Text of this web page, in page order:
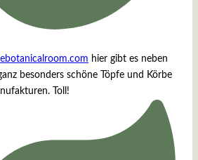
hier gibt es neben
besonders schöne Töpfe und Körbe
Toll!